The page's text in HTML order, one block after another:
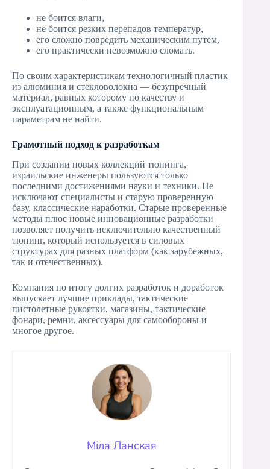
не боится влаги,
не боится резких перепадов температур,
его сложно повредить механическим путем,
его практически невозможно сломать.
По своим характеристикам технологичный пластик
из алюминия и стекловолокна — безупречный
материал, равных которому по качеству и
эксплуатационным, а также функциональным
параметрам не найти.
Грамотный подход к разработкам
При создании новых коллекций тюнинга,
израильские инженеры пользуются только
последними достижениями науки и техники. Не
исключают специалисты и старую проверенную
базу, классические наработки. Старые проверенные
методы плюс новые инновационные разработки
позволяет получить исключительно качественный
тюнинг, который используется в силовых
структурах для разных платформ (как зарубежных,
так и отечественных).
Компания по итогу долгих разработок и доработок
выпускает лучшие приклады, тактические
пистолетные рукоятки, магазины, тактические
фонари, ремни, аксессуары для самообороны и
многое другое.
Міла Ланская